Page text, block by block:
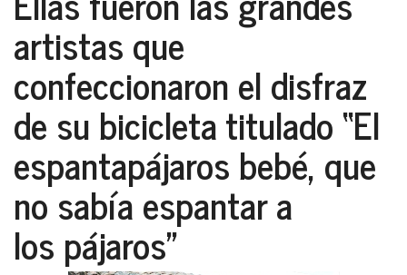
artistas que
confeccionaron el disfraz
de su bicicleta titulado “El
espantapájaros bebé, que
no sabía espantar a
los pájaros”